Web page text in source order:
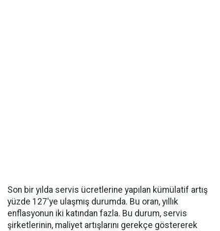
Son bir yılda servis ücretlerine yapılan kümülatif artış
yüzde 127'ye ulaşmış durumda. Bu oran, yıllık
enflasyonun iki katından fazla. Bu durum, servis
şirketlerinin, maliyet artışlarını gerekçe göstererek